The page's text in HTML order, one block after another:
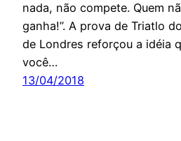
nada, não compete. Quem
ganha!”. A prova de Triatlo
de Londres reforçou a idéia
você…
13/04/2018